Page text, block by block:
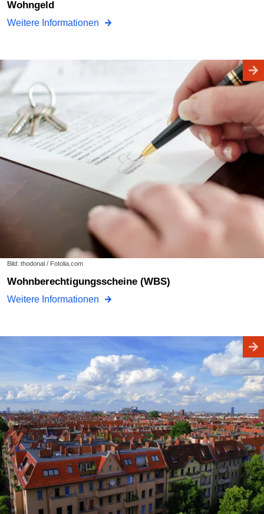
Wohngeld
Weitere Informationen
Bild: thodonal / Fotolia.com
Wohnberechtigungsscheine (WBS)
Weitere Informationen